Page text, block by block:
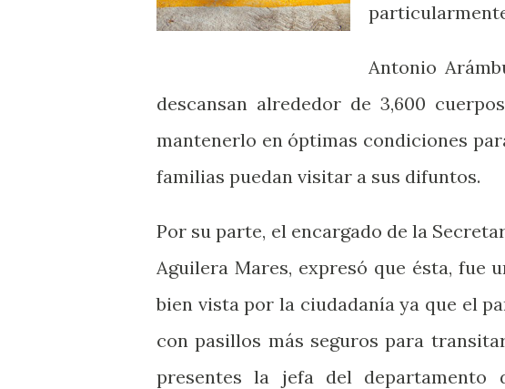
Antonio
descansan alrededor de 3,600
mantenerlo en óptimas condiciones
familias puedan visitar a sus difuntos.
Por su parte, el encargado de la
Aguilera Mares, expresó que ésta, fue
bien vista por la ciudadanía ya que el
con pasillos más seguros para
presentes la jefa del departamento